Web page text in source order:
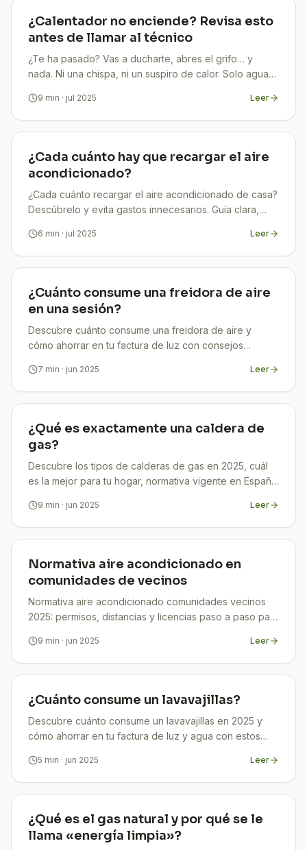
¿Calentador no enciende? Revisa esto
antes de llamar al técnico
¿Te ha pasado? Vas a ducharte, abres el grifo… y
nada. Ni una chispa, ni un suspiro de calor. Solo agua
9 min · jul 2025 Leer
¿Cada cuánto hay que recargar el aire
acondicionado?
¿Cada cuánto recargar el aire acondicionado de casa?
Descúbrelo y evita gastos innecesarios. Guía clara,
6 min · jul 2025 Leer
¿Cuánto consume una freidora de aire
en una sesión?
Descubre cuánto consume una freidora de aire y
cómo ahorrar en tu factura de luz con consejos
7 min · jun 2025 Leer
¿Qué es exactamente una caldera de
gas?
Descubre los tipos de calderas de gas en 2025, cuál
es la mejor para tu hogar, normativa vigente en España
9 min · jun 2025 Leer
Normativa aire acondicionado en
comunidades de vecinos
Normativa aire acondicionado comunidades vecinos
2025: permisos, distancias y licencias paso a paso para
9 min · jun 2025 Leer
¿Cuánto consume un lavavajillas?
Descubre cuánto consume un lavavajillas en 2025 y
cómo ahorrar en tu factura de luz y agua con estos
5 min · jun 2025 Leer
¿Qué es el gas natural y por qué se le
llama «energía limpia»?